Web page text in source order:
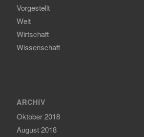
Vorgestellt
Welt
Wirtschaft
Wissenschaft
ARCHIV
Oktober 2018
August 2018